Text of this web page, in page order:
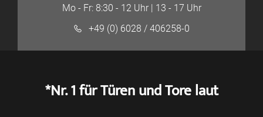
Mo - Fr: 8:30 - 12 Uhr | 13 - 17 Uhr
+49 (0) 6028 / 406258-0
*Nr. 1 für Türen und Tore laut